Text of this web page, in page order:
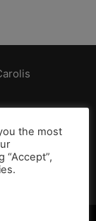
the most
“Accept”,